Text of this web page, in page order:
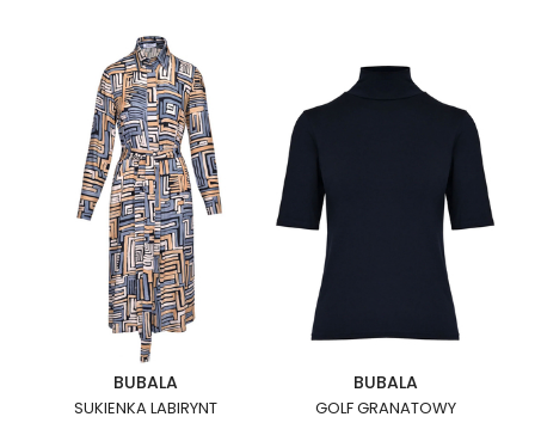
BUBALA
SUKIENKA LABIRYNT
BUBALA
GOLF GRANATOWY